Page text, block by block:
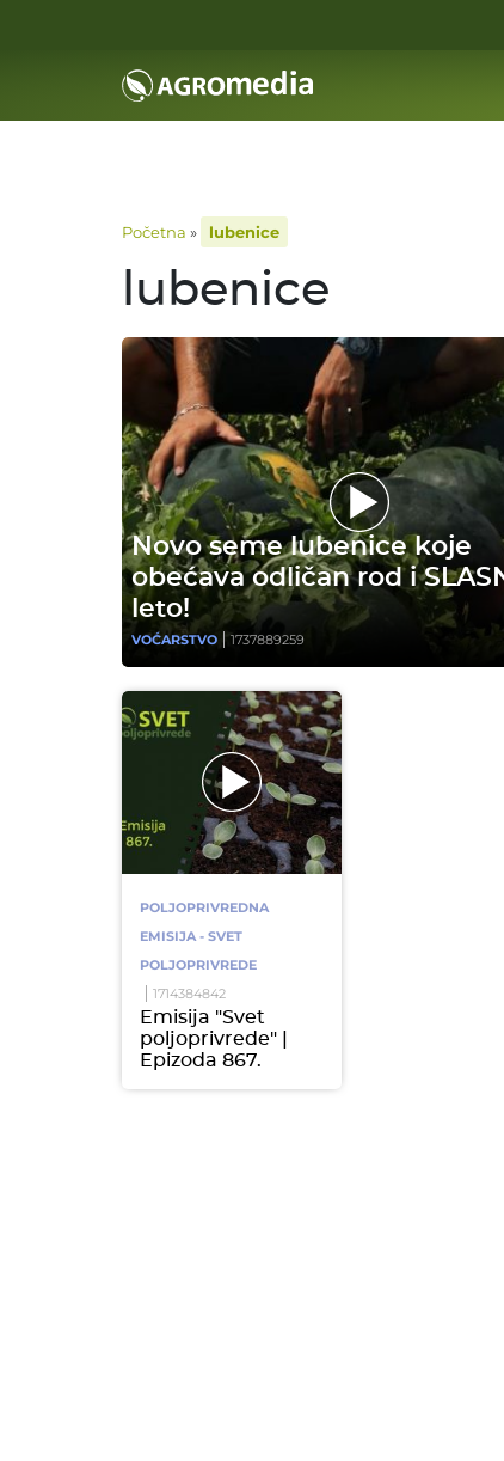
Početna » lubenice
lubenice
Novo seme lubenice koje
obećava odličan rod i
leto!
VOĆARSTVO 1737889259
POLJOPRIVREDNA
EMISIJA - SVET
POLJOPRIVREDE
1714384842
Emisija "Svet
poljoprivrede" |
Epizoda 867.